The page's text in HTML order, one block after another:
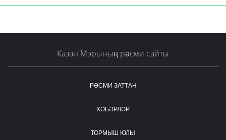
Казан Мэрының рәсми сайты
РӘСМИ ЗАТТАН
ХӘБӘРЛӘР
ТОРМЫШ ЮЛЫ